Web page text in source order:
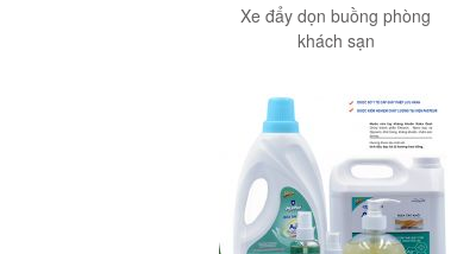
Xe đẩy dọn buồng phòng
khách sạn